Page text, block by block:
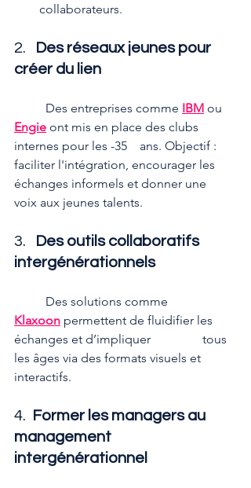
collaborateurs.
2. Des réseaux jeunes pour
créer du lien
	Des entreprises comme
IBM ou
Engie ont mis en place des clubs
internes pour les -35 	ans. Objectif :
faciliter l'intégration, encourager les
échanges informels et donner une
voix aux jeunes talents.
3. Des outils collaboratifs
intergénérationnels
	Des solutions comme
Klaxoon permettent de fluidifier les
échanges et d’impliquer 		tous
les âges via des formats visuels et
interactifs.
4. Former les managers au
management
intergénérationnel